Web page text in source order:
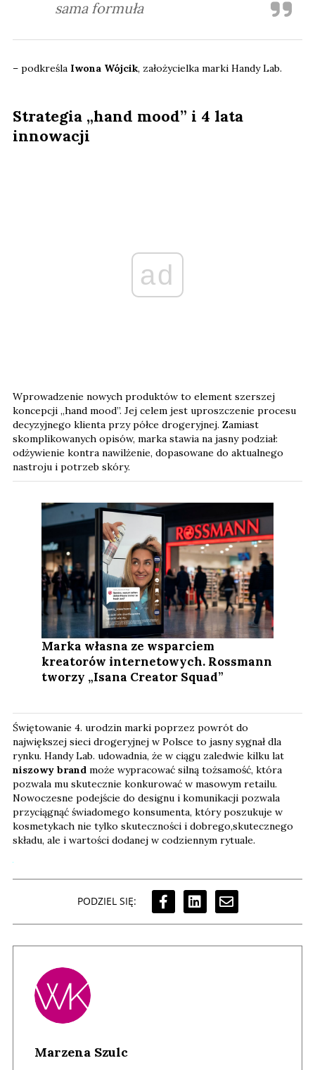
sama formuła
– podkreśla Iwona Wójcik, założycielka marki Handy Lab.
Strategia „hand mood” i 4 lata
innowacji
ad
Wprowadzenie nowych produktów to element szerszej
koncepcji „hand mood”. Jej celem jest uproszczenie procesu
decyzyjnego klienta przy półce drogeryjnej. Zamiast
skomplikowanych opisów, marka stawia na jasny podział:
odżywienie kontra nawilżenie, dopasowane do aktualnego
nastroju i potrzeb skóry.
Marka własna ze wsparciem
kreatorów internetowych. Rossmann
tworzy „Isana Creator Squad”
Świętowanie 4. urodzin marki poprzez powrót do
największej sieci drogeryjnej w Polsce to jasny sygnał dla
rynku. Handy Lab. udowadnia, że w ciągu zaledwie kilku lat
niszowy brand może wypracować silną tożsamość, która
pozwala mu skutecznie konkurować w masowym retailu.
Nowoczesne podejście do designu i komunikacji pozwala
przyciągnąć świadomego konsumenta, który poszukuje w
kosmetykach nie tylko skuteczności i dobrego,skutecznego
składu, ale i wartości dodanej w codziennym rytuale.
PODZIEL SIĘ:
Marzena Szulc